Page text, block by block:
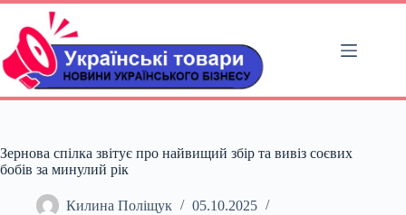
Перейти
вмісту
Зернова спілка звітує про найвищий збір та вивіз соєвих
бобів за минулий рік
Килина Поліщук
05.10.2025